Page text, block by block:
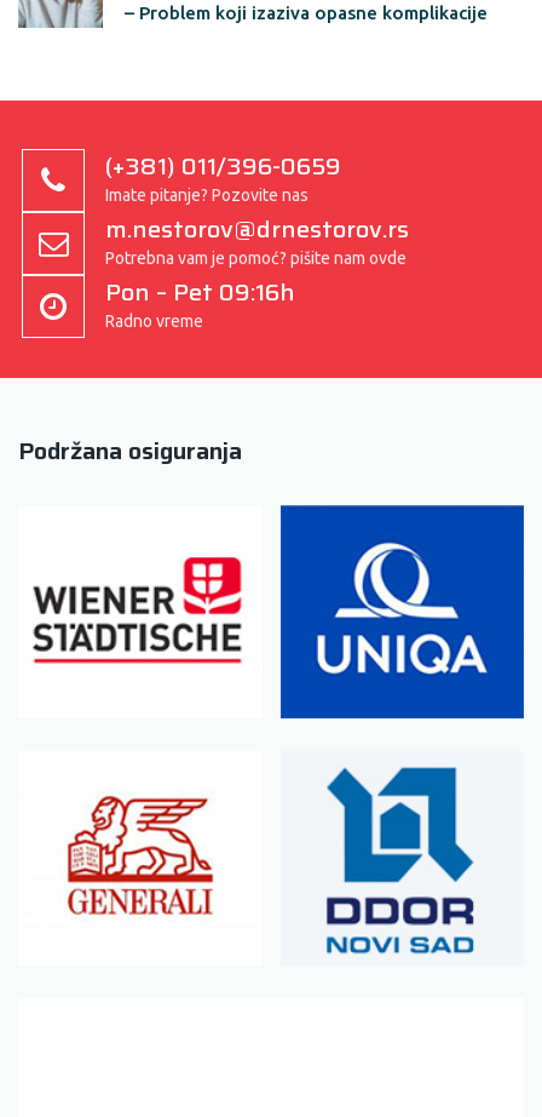
– Problem koji izaziva opasne komplikacije
(+381) 011/396-0659
Imate pitanje? Pozovite nas
m.nestorov@drnestorov.rs
Potrebna vam je pomoć? pišite nam ovde
Pon – Pet 09:16h
Radno vreme
Podržana osiguranja